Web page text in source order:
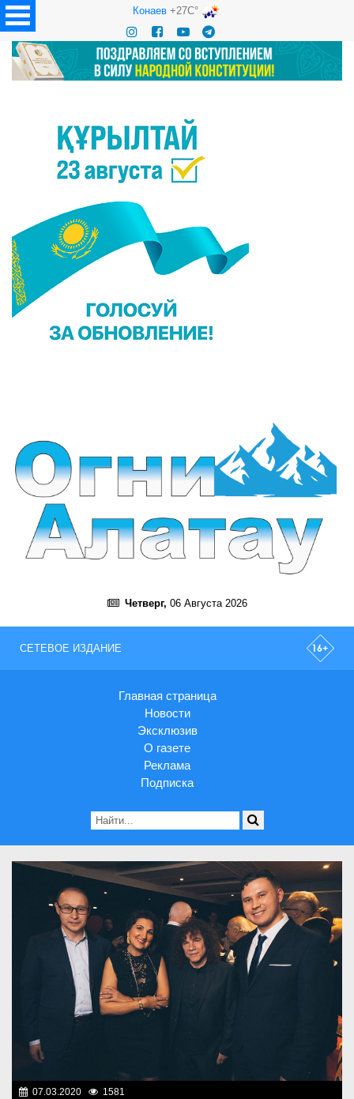
Конаев+27C°
Четверг, 06 Августа 2026
СЕТЕВОЕ ИЗДАНИЕ
Главная страница
Новости
Эксклюзив
О газете
Реклама
Подписка
07.03.2020 1581